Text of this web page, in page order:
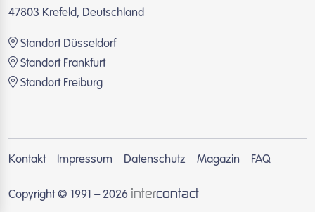
47803 Krefeld, Deutschland
Standort Düsseldorf
Standort Frankfurt
Standort Freiburg
Kontakt Impressum Datenschutz Magazin FAQ
Copyright © 1991 – 2026 intercontact